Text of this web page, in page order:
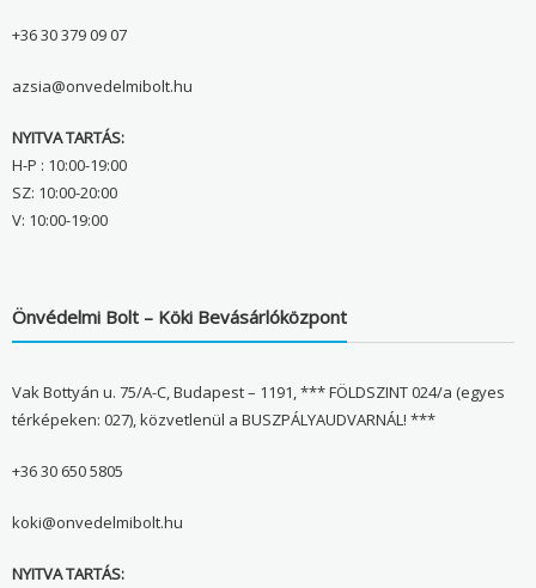
+36 30 379 09 07
azsia@onvedelmibolt.hu
NYITVA TARTÁS:
H-P : 10:00-19:00
SZ: 10:00-20:00
V: 10:00-19:00
Önvédelmi Bolt – Köki Bevásárlóközpont
Vak Bottyán u. 75/A-C, Budapest – 1191, *** FÖLDSZINT 024/a (egyes
térképeken: 027), közvetlenül a BUSZPÁLYAUDVARNÁL! ***
+36 30 650 5805
koki@onvedelmibolt.hu
NYITVA TARTÁS: